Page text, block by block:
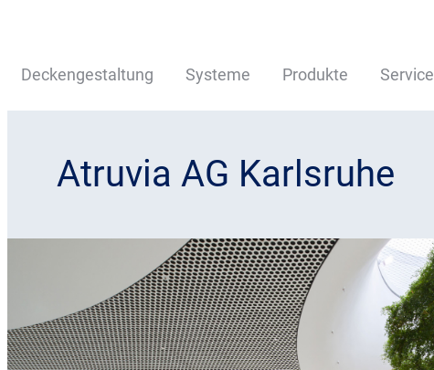
Deckengestaltung Systeme Produkte Service
Atruvia AG Karlsruhe